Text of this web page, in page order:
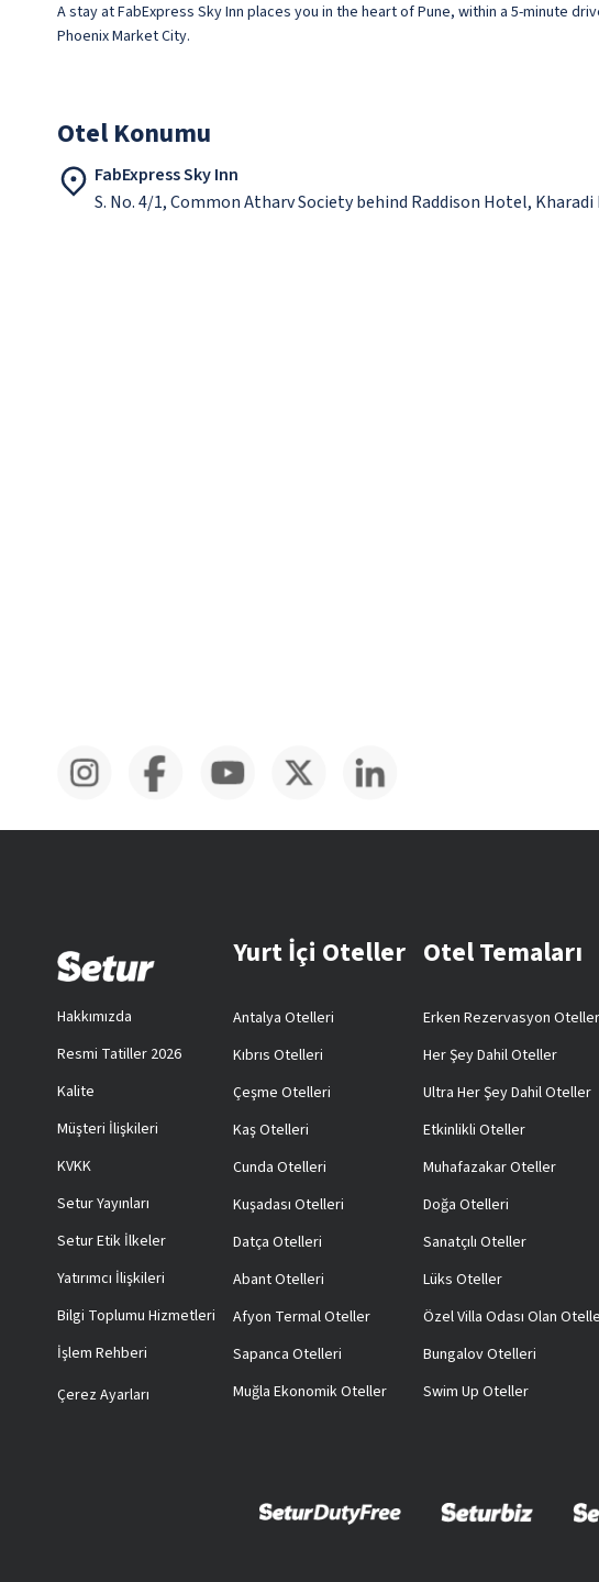
A stay at FabExpress Sky Inn places you in the heart of Pune, within a 5-minute
Phoenix Market City.
Otel Konumu
FabExpress Sky Inn
S. No. 4/1, Common Atharv Society behind Raddison Hotel, Kharadi
Hakkımızda
Resmi Tatiller 2026
Kalite
Müşteri İlişkileri
KVKK
Setur Yayınları
Setur Etik İlkeler
Yatırımcı İlişkileri
Bilgi Toplumu Hizmetleri
İşlem Rehberi
Çerez Ayarları
Yurt İçi Oteller
Antalya Otelleri
Kıbrıs Otelleri
Çeşme Otelleri
Kaş Otelleri
Cunda Otelleri
Kuşadası Otelleri
Datça Otelleri
Abant Otelleri
Afyon Termal Oteller
Sapanca Otelleri
Muğla Ekonomik Oteller
Otel Temaları
Erken Rezervasyon
Her Şey Dahil Oteller
Ultra Her Şey Dahil Oteller
Etkinlikli Oteller
Muhafazakar Oteller
Doğa Otelleri
Sanatçılı Oteller
Lüks Oteller
Özel Villa Odası Olan
Bungalov Otelleri
Swim Up Oteller